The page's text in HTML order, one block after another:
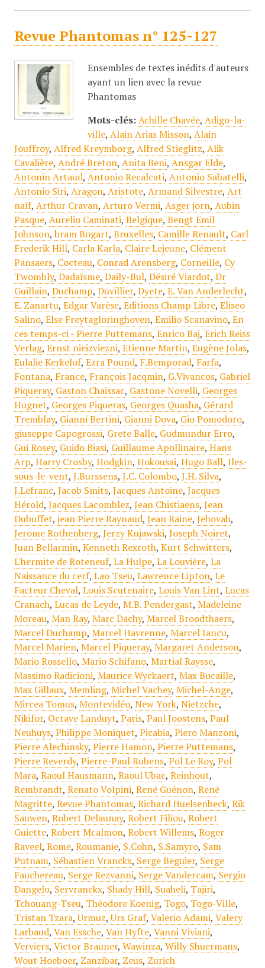
Revue Phantomas n° 125-127
Ensembles de textes inédits d'auteurs
ayant un lien avec la revue
Phantomas
Mots-clés: Achille Chavée, Adigo-la-
ville, Alain Arias Misson, Alain
Jouffroy, Alfred Kreymborg, Alfred Stieglitz, Alik
Cavalière, André Breton, Anita Beni, Ansgar Elde,
Antonin Artaud, Antonio Recalcati, Antonio Sabatelli,
Antonio Siri, Aragon, Aristote, Armand Silvestre, Art
naïf, Arthur Cravan, Arturo Vermi, Asger jorn, Aubin
Pasque, Aurelio Caminati, Belgique, Bengt Emil
Johnson,bram Bogart, Bruxelles, Camille Renault, Carl
Frederik Hill, Carla Karla, Claire Lejeune, Clément
Pansaers, Cocteau, Conrad Arensberg, Corneille, Cy
Twombly, Dadaïsme, Daily-Bul, Désiré Viardot, Dr
Guillain, Duchamp, Duvillier, Dyete, E. Van Anderlecht,
E. Zanartu, Edgar Varèse, Editions Champ Libre, Eliseo
Salino, Else Freytagloringhoven, Emilio Scanavino, En
ces temps-ci - Pierre Puttemans, Enrico Baj, Erich Reiss
Verlag, Ernst nieizviezni, Etienne Martin, Eugène Jolas,
Eulalie Kerkelof, Ezra Pound, F.Bemporad, Farfa,
Fontana, France, François Jacqmin, G.Vivancos, Gabriel
Piqueray, Gaston Chaissac, Gastone Novelli, Georges
Hugnet, Georges Piqueras, Georges Quasha, Gérard
Tremblay, Gianni Bertini, Gianni Dova, Gio Pomodoro,
giuseppe Capogrossi, Grete Balle, Gudmundur Erro,
Gui Rosey, Guido Biasi, Guillaume Apollinaire, Hans
Arp, Harry Crosby, Hodgkin, Hokousai, Hugo Ball, Iles-
sous-le-vent, J.Burssens, J.C. Colombo, J.H. Silva,
J.Lefranc, Jacob Smits, Jacques Antoine, Jacques
Hérold, Jacques Lacomblez, Jean Chistiaens, Jean
Dubuffet, jean Pierre Raynaud, Jean Raine, Jehovah,
Jerome Rothenberg, Jerzy Kujawski, Joseph Noiret,
Juan Bellarmin, Kenneth Rexroth, Kurt Schwitters,
L'hermite de Roteneuf, La Hulpe, La Louvière, La
Naissance du cerf, Lao Tseu, Lawrence Lipton, Le
Facteur Cheval, Louis Scutenaire, Louis Van Lint, Lucas
Cranach, Lucas de Leyde, M.B. Pendergast, Madeleine
Moreau, Man Ray, Marc Dachy, Marcel Broodthaers,
Marcel Duchamp, Marcel Havrenne, Marcel Iancu,
Marcel Marien, Marcel Piqueray, Margaret Anderson,
Mario Rossello, Mario Schifano, Martial Raysse,
Massimo Radicioni, Maurice Wyckaert, Max Bucaille,
Max Gillaux, Memling, Michel Vachey, Michel-Ange,
Mircea Tomus, Montevidéo, New York, Nietzche,
Nikifor, Octave Landuyt, Paris, Paul Joostens, Paul
Neuhuys, Philippe Moniquet, Picabia, Piero Manzoni,
Pierre Alechinsky, Pierre Hamon, Pierre Puttemans,
Pierre Reverdy, Pierre-Paul Rubens, Pol Le Roy, Pol
Mara, Raoul Hausmann, Raoul Ubac, Reinhout,
Rembrandt, Renato Volpini, René Guénon, René
Magritte, Revue Phantomas, Richard Huelsenbeck, Rik
Sauwen, Robert Delaunay, Robert Filiou, Robert
Guiette, Robert Mcalmon, Robert Willems, Roger
Raveel, Rome, Roumanie, S.Cohn, S.Samyro, Sam
Putnam, Sébastien Vranckx, Serge Beguier, Serge
Fauchereau, Serge Rezvanni, Serge Vandercam, Sergio
Dangelo, Servranckx, Shady Hill, Suaheli, Tajiri,
Tchouang-Tseu, Théodore Koenig, Togo, Togo-Ville,
Tristan Tzara,Urmuz,Urs Graf, Valerio Adami, Valery
Larbaud, Van Essche, Van Hyfte, Vanni Viviani,
Verviers, Victor Brauner, Wawinza, Willy Shuermans,
Wout Hoeboer, Zanzibar, Zeus, Zurich